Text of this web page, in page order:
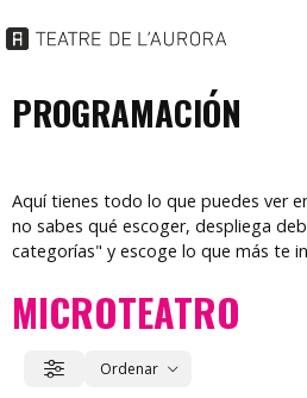
PROGRAMACIÓN
Aquí tienes todo lo que puedes ver
no sabes qué escoger, despliega
categorías" y escoge lo que más te
MICROTEATRO
FiltrarOrdenar